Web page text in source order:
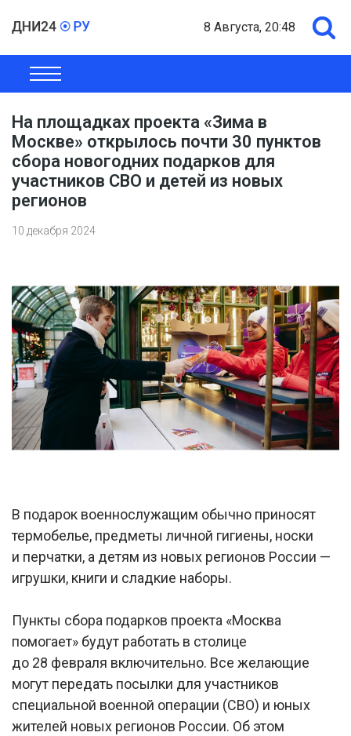
8 Августа, 20:48
ОБЩЕСТВО
На площадках проекта «Зима в
Москве» открылось почти 30 пунктов
сбора новогодних подарков для
участников СВО и детей из новых
регионов
10 декабря 2024
В подарок военнослужащим обычно приносят
термобелье, предметы личной гигиены, носки
и перчатки, а детям из новых регионов России —
игрушки, книги и сладкие наборы.
Пункты сбора подарков проекта «Москва
помогает» будут работать в столице
до 28 февраля включительно. Все желающие
могут передать посылки для участников
специальной военной операции (СВО) и юных
жителей новых регионов России. Об этом